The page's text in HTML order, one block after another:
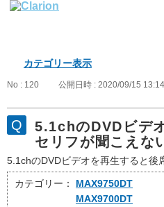
カテゴリー表示
No : 120 公開日時 : 2020/09/15 13:14
5.1chのDVDビデ
セリフが聞こえな
5.1chのDVDビデオを再生すると後
カテゴリー：
MAX9750DT
MAX9700DT